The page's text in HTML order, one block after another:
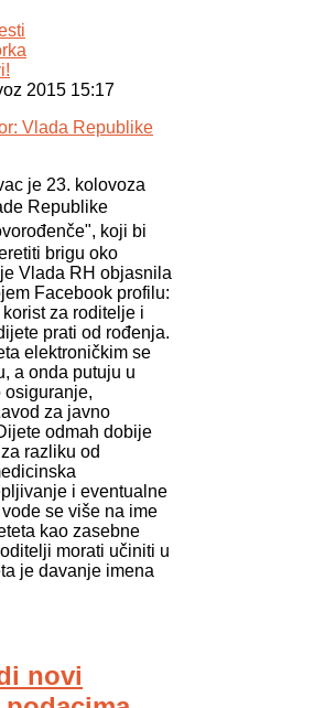
2015 15:17
je 23. kolovoza
Republike
koji bi
brigu oko
Vlada RH objasnila
Facebook profilu:
za roditelje i
prati od rođenja.
elektroničkim se
a onda putuju u
osiguranje,
za javno
odmah dobije
razliku od
i eventualne
se više na ime
kao zasebne
morati učiniti u
je davanje imena
novi